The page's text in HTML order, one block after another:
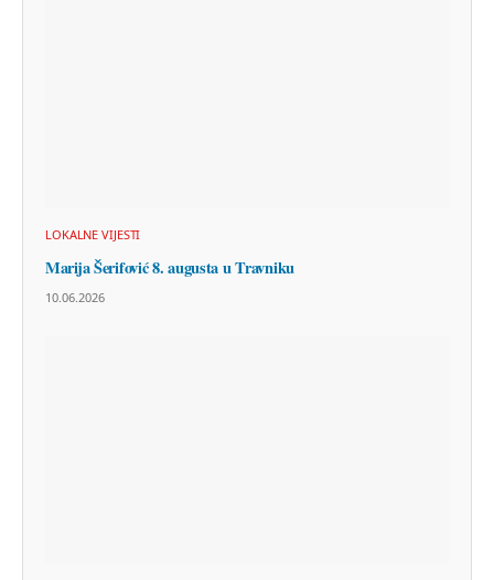
LOKALNE VIJESTI
Marija Šerifović 8. augusta u Travniku
10.06.2026